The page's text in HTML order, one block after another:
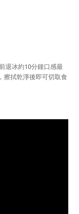
退冰約10分鐘口感最
擦拭乾淨後即可切取食